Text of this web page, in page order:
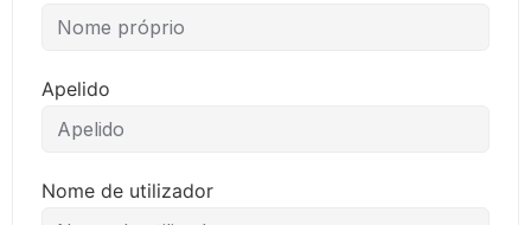
Apelido
Nome de utilizador